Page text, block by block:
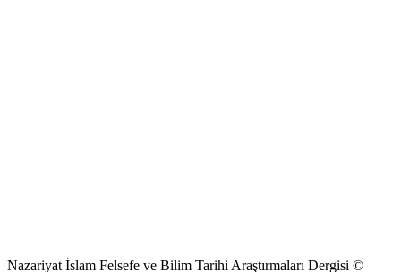
Nazariyat İslam Felsefe ve Bilim Tarihi Araştırmaları Dergisi ©